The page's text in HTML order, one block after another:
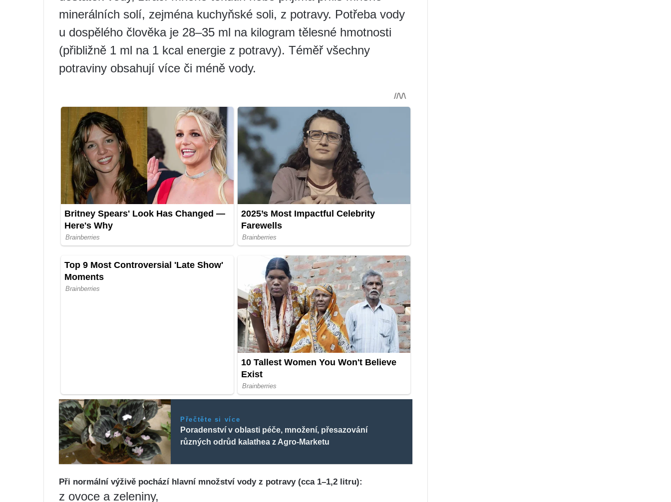
minerálních solí, zejména kuchyňské soli, z potravy. Potřeba vody
u dospělého člověka je 28–35 ml na kilogram tělesné hmotnosti
(přibližně 1 ml na 1 kcal energie z potravy). Téměř všechny
potraviny obsahují více či méně vody.
Přečtěte si více
Poradenství v oblasti péče, množení, přesazování
různých odrůd kalathea z Agro-Marketu
Při normální výživě pochází hlavní množství vody z potravy (cca 1–1,2 litru):
z ovoce a zeleniny,